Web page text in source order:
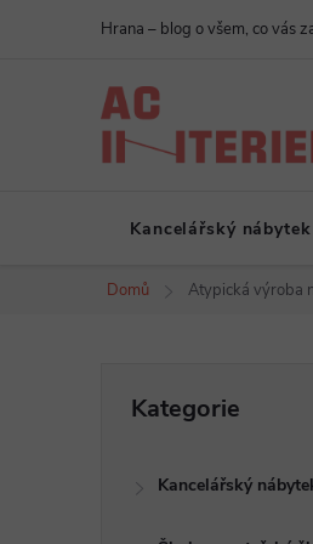
Hrana – blog o všem, co vás
Kancelářský nábytek
Domů Atypická výroba
kategorie
Kategorie
Kancelářský